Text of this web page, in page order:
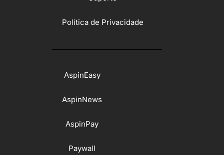
Política de Privacidade
AspinEasy
AspinNews
AspinPay
Paywall